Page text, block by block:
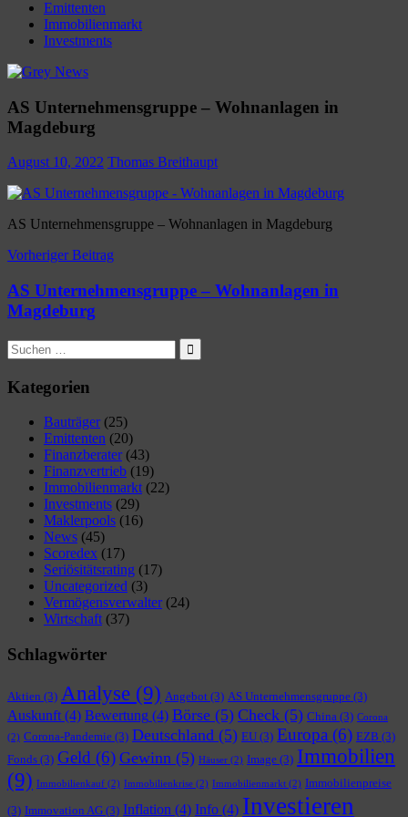
Emittenten
Immobilienmarkt
Investments
AS Unternehmensgruppe – Wohnanlagen in
Magdeburg
August 10, 2022 Thomas Breithaupt
AS Unternehmensgruppe – Wohnanlagen in Magdeburg
Beitragsnavigation
Vorheriger Beitrag
AS Unternehmensgruppe – Wohnanlagen in
Magdeburg
Suchen
nach:
Suchen
Kategorien
Bauträger(25)
Emittenten (20)
Finanzberater(43)
Finanzvertrieb (19)
Immobilienmarkt (22)
Investments (29)
Maklerpools (16)
News (45)
Scoredex (17)
Seriösitätsrating (17)
Uncategorized (3)
Vermögensverwalter(24)
Wirtschaft (37)
Schlagwörter
Aktien (3) Analyse (9) Angebot (3) AS Unternehmensgruppe (3)
Auskunft (4) Bewertung (4) Börse (5) Check (5) China (3) Corona
(2) Corona-Pandemie (3) Deutschland (5) EU (3) Europa (6) EZB (3)
Fonds (3) Geld (6) Gewinn (5) Häuser (2) Image (3) Immobilien
(9) Immobilienkauf (2) Immobilienkrise (2) Immobilienmarkt (2) Immobilienpreise
(3) Immovation AG (3) Inflation (4) Info (4) Investieren